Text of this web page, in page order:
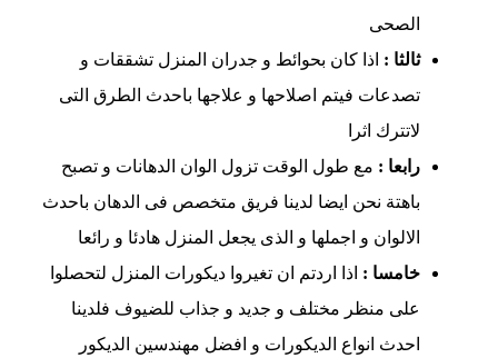
الصحى
ثالثا : اذا كان بحوائط و جدران المنزل تشققات و
تصدعات فيتم اصلاحها و علاجها باحدث الطرق التى
لاتترك اثرا
رابعا : مع طول الوقت تزول الوان الدهانات و تصبح
باهتة نحن ايضا لدينا فريق متخصص فى الدهان باحدث
الالوان و اجملها و الذى يجعل المنزل هادئا و رائعا
خامسا : اذا اردتم ان تغيروا ديكورات المنزل لتحصلوا
على منظر مختلف و جديد و جذاب للضيوف فلدينا
احدث انواع الديكورات و افضل مهندسين الديكور